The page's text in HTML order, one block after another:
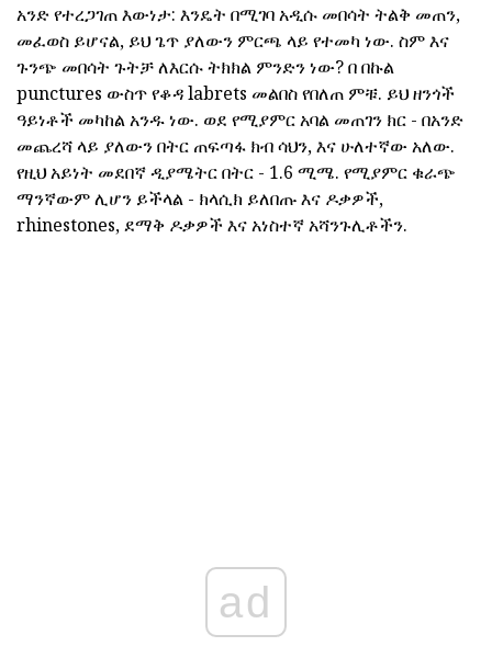
አንድ የተረጋገጠ እውነታ: እንዴት በሚገባ አዲሱ መበሳት ትልቅ መጠን,
መፈወስ ይሆናል, ይህ ጌጥ ያለውን ምርጫ ላይ የተመካ ነው. ስም እና
ጉንጭ መበሳት ጉትቻ ለእርሱ ትክክል ምንድን ነው? በ በኩል
punctures ውስጥ የቆዳ labrets መልበስ የበለጠ ምቹ. ይህ ዘንጎች
ዓይነቶች መካከል አንዱ ነው. ወደ የሚያምር አባል መጠገን ክር - በአንድ
መጨረሻ ላይ ያለውን በትር ጠፍጣፋ ክብ ሳህን, እና ሁለተኛው አለው.
የዚህ አይነት መደበኛ ዲያሜትር በትር - 1.6 ሚሜ. የሚያምር ቁራጭ
ማንኛውም ሊሆን ይችላል - ክላሲክ ይለበጡ እና ዶቃዎች,
rhinestones, ደማቅ ዶቃዎች እና አነስተኛ አሻንጉሊቶችን.
ad